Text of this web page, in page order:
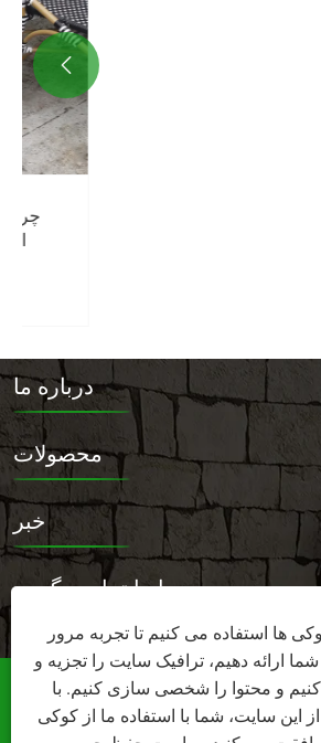

درباره ما
محصولات
خبر
با ما تماس بگیرید
کپی رایت © 2025 شرکت مبلمان Foshan Norler ، آموزشی
ها استفاده می کنیم تا تجربه مرور
ارائه دهیم، ترافیک سایت را تجزیه و
و محتوا را شخصی سازی کنیم. با
این سایت، شما با استفاده ما از کوکی